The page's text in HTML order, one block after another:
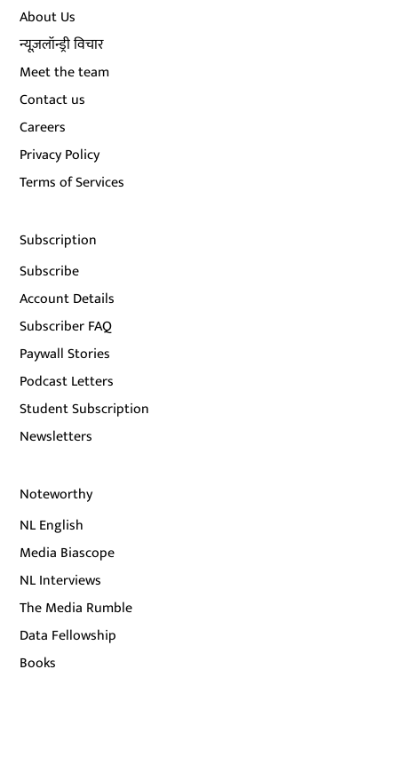
About Us
न्यूज़लॉन्ड्री विचार
Meet the team
Contact us
Careers
Privacy Policy
Terms of Services
Subscription
Subscribe
Account Details
Subscriber FAQ
Paywall Stories
Podcast Letters
Student Subscription
Newsletters
Noteworthy
NL English
Media Biascope
NL Interviews
The Media Rumble
Data Fellowship
Books